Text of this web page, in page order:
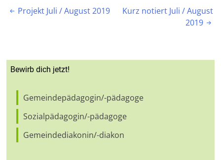
Beitragsnavigation
 Projekt Juli / August 2019
Kurz notiert Juli / August
2019 
Bewirb dich jetzt!
Gemeindepädagogin/-pädagoge
Sozialpädagogin/-pädagoge
Gemeindediakonin/-diakon